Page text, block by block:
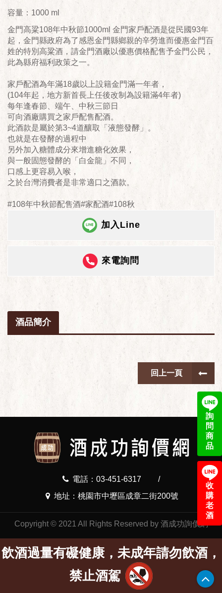
詢
問
商
品
收
購
老
酒
容量：1000 ml
金門高粱108年中秋節1000ml 金門家戶配酒是從民國93年
起，金門縣政府為了感恩金門縣鄉親的辛勞進而優惠金門百
姓的特別高粱酒，請金門酒廠以優惠價格配售予金門公民，
此為縣府福利政策之一。
家戶配酒為年滿18歲以上設籍金門滿一年者，
(104年起，地方新首長上任後改制為設籍滿4年者)
每年逢春節、端午、中秋三節日
可向酒廠購買之家戶配售配酒。
此酒款是屬於第3~4道釀取「液態發酵」。
也就是在發酵的過程中
另外加入糖體成分來增進糖化效果，
​與一般固態發酵的「白金龍」不同，
口感上更容易入喉，
之於台灣消費者是非常適口之酒款。
#108年中秋節配售酒#家配酒#108秋
加入Line
來電詢問
酒品簡介
回上一頁
電話：03-451-6317
/
地址：桃園市中壢區成章二街200號
Copyright © 2021 All Rights Reserved by 酒成功詢價網
飲酒過量有礙健康，未成年請勿飲酒，
禁止酒駕